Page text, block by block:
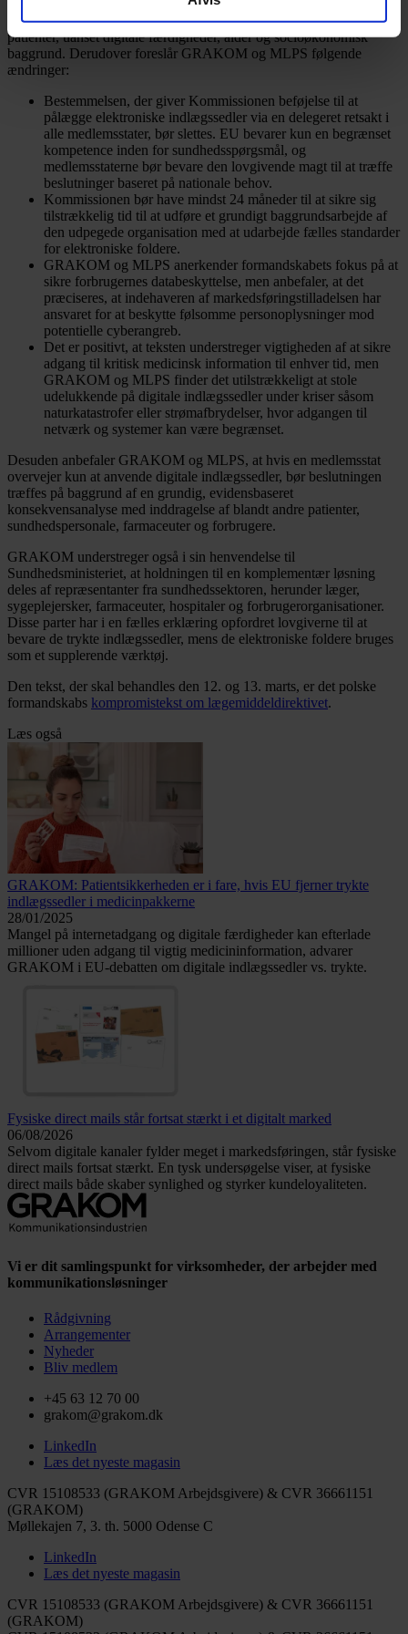
GRAKOM og MLPS fremhæver, at den komplementære løsning
sikrer, at kritisk medicinsk information altid er tilgængelig for alle
patienter, uanset digitale færdigheder, alder og socioøkonomisk
baggrund. Derudover foreslår GRAKOM og MLPS følgende
ændringer:
Bestemmelsen, der giver Kommissionen beføjelse til at
pålægge elektroniske indlægssedler via en delegeret retsakt i
alle medlemsstater, bør slettes. EU bevarer kun en begrænset
kompetence inden for sundhedsspørgsmål, og
medlemsstaterne bør bevare den lovgivende magt til at træffe
beslutninger baseret på nationale behov.
Kommissionen bør have mindst 24 måneder til at sikre sig
tilstrækkelig tid til at udføre et grundigt baggrundsarbejde af
den udpegede organisation med at udarbejde fælles standarder
for elektroniske foldere.
GRAKOM og MLPS anerkender formandskabets fokus på at
sikre forbrugernes databeskyttelse, men anbefaler, at det
præciseres, at indehaveren af markedsføringstilladelsen har
ansvaret for at beskytte følsomme personoplysninger mod
potentielle cyberangreb.
Det er positivt, at teksten understreger vigtigheden af at sikre
adgang til kritisk medicinsk information til enhver tid, men
GRAKOM og MLPS finder det utilstrækkeligt at stole
udelukkende på digitale indlægssedler under kriser såsom
naturkatastrofer eller strømafbrydelser, hvor adgangen til
netværk og systemer kan være begrænset.
Desuden anbefaler GRAKOM og MLPS, at hvis en medlemsstat
overvejer kun at anvende digitale indlægssedler, bør beslutningen
træffes på baggrund af en grundig, evidensbaseret
konsekvensanalyse med inddragelse af blandt andre patienter,
sundhedspersonale, farmaceuter og forbrugere.
GRAKOM understreger også i sin henvendelse til
Sundhedsministeriet, at holdningen til en komplementær løsning
deles af repræsentanter fra sundhedssektoren, herunder læger,
sygeplejersker, farmaceuter, hospitaler og forbrugerorganisationer.
Disse parter har i en fælles erklæring opfordret lovgiverne til at
bevare de trykte indlægssedler, mens de elektroniske foldere bruges
som et supplerende værktøj.
Den tekst, der skal behandles den 12. og 13. marts, er det polske
formandskabs kompromistekst om lægemiddeldirektivet.
Læs også
GRAKOM: Patientsikkerheden er i fare, hvis EU fjerner trykte
indlægssedler i medicinpakkerne
28/01/2025
Mangel på internetadgang og digitale færdigheder kan efterlade
millioner uden adgang til vigtig medicininformation, advarer
GRAKOM i EU-debatten om digitale indlægssedler vs. trykte.
Fysiske direct mails står fortsat stærkt i et digitalt marked
06/08/2026
Selvom digitale kanaler fylder meget i markedsføringen, står fysiske
direct mails fortsat stærkt. En tysk undersøgelse viser, at fysiske
direct mails både skaber synlighed og styrker kundeloyaliteten.
Vi er dit samlingspunkt for virksomheder, der arbejder med
kommunikationsløsninger
Rådgivning
Arrangementer
Nyheder
Bliv medlem
+45 63 12 70 00
grakom@grakom.dk
LinkedIn
Læs det nyeste magasin
CVR 15108533 (GRAKOM Arbejdsgivere) & CVR 36661151
(GRAKOM)
Møllekajen 7, 3. th. 5000 Odense C
LinkedIn
Læs det nyeste magasin
CVR 15108533 (GRAKOM Arbejdsgivere) & CVR 36661151
(GRAKOM)